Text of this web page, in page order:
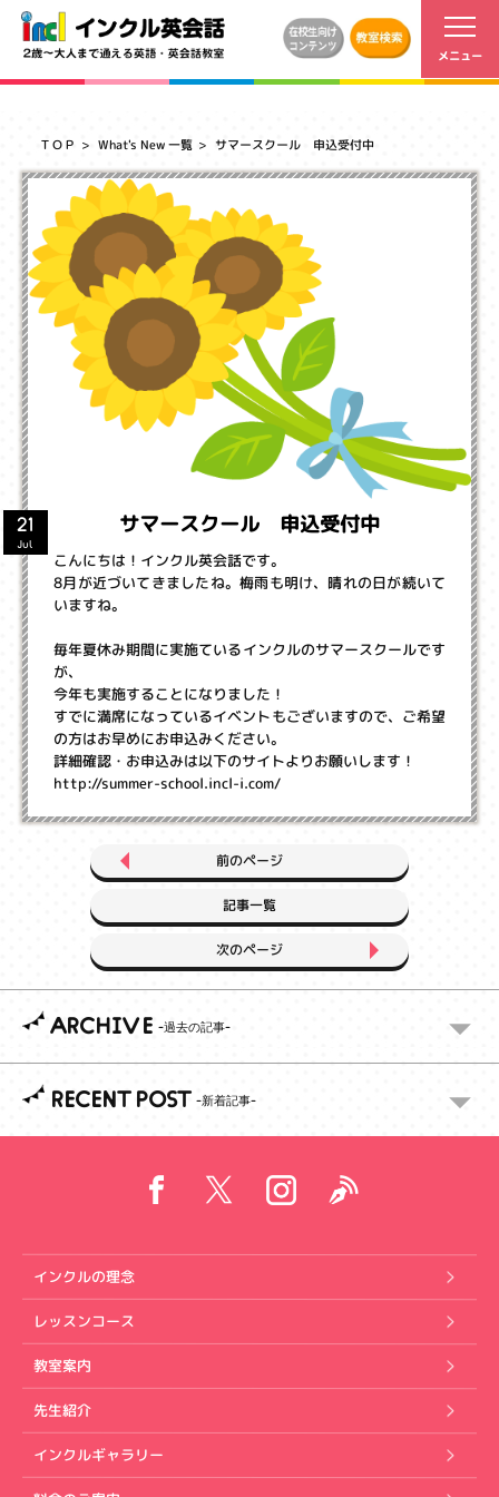
ＴＯＰ What's New 一覧 サマースクール 申込受付中
サマースクール 申込受付中
21
Jul
こんにちは！インクル英会話です。
8月が近づいてきましたね。梅雨も明け、晴れの日が続いて
いますね。
毎年夏休み期間に実施ているインクルのサマースクールです
が、
今年も実施することになりました！
すでに満席になっているイベントもございますので、ご希望
の方はお早めにお申込みください。
詳細確認・お申込みは以下のサイトよりお願いします！
http://summer-school.incl-i.com/
前のページ
記事一覧
次のページ
ARCHIVE
RECENT POST
インクルの理念
レッスンコース
教室案内
先生紹介
インクルギャラリー